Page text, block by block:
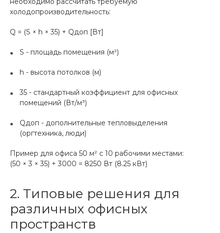
холодопроизводительность:
Q = (S × h × 35) + Qдоп [Вт]
S - площадь помещения (м²)
h - высота потолков (м)
35 - стандартный коэффициент для офисных
помещений (Вт/м³)
Qдоп - дополнительные тепловыделения
(оргтехника, люди)
Пример для офиса 50 м² с 10 рабочими местами:
(50 × 3 × 35) + 3000 = 8250 Вт (8.25 кВт)
2. Типовые решения для
различных офисных
пространств